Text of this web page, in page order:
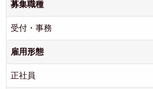
募集職種
受付・事務
雇用形態
正社員